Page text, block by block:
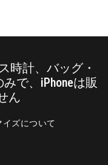
時計、バッグ・
で、iPhoneは販
ん
ズについて